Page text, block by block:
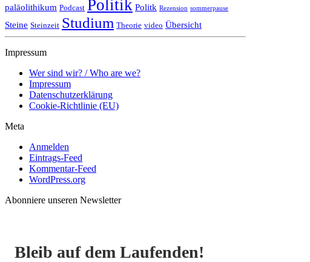
paläolithikum Podcast Politik Politk Rezension sommerpause
Steine Steinzeit Studium Theorie video Übersicht
Impressum
Wer sind wir? / Who are we?
Impressum
Datenschutzerklärung
Cookie-Richtlinie (EU)
Meta
Anmelden
Eintrags-Feed
Kommentar-Feed
WordPress.org
Abonniere unseren Newsletter
Bleib auf dem Laufenden!